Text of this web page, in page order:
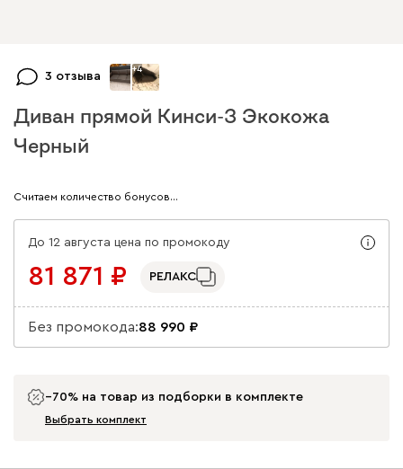
3 отзыва
+4
Диван прямой Кинси-3 Экокожа
Черный
Арт. 192154
Считаем количество бонусов…
До 12 августа цена по промокоду
81 871 РЕЛАКС
Без промокода:88 990
−70% на товар из подборки в комплекте
Выбрать комплект